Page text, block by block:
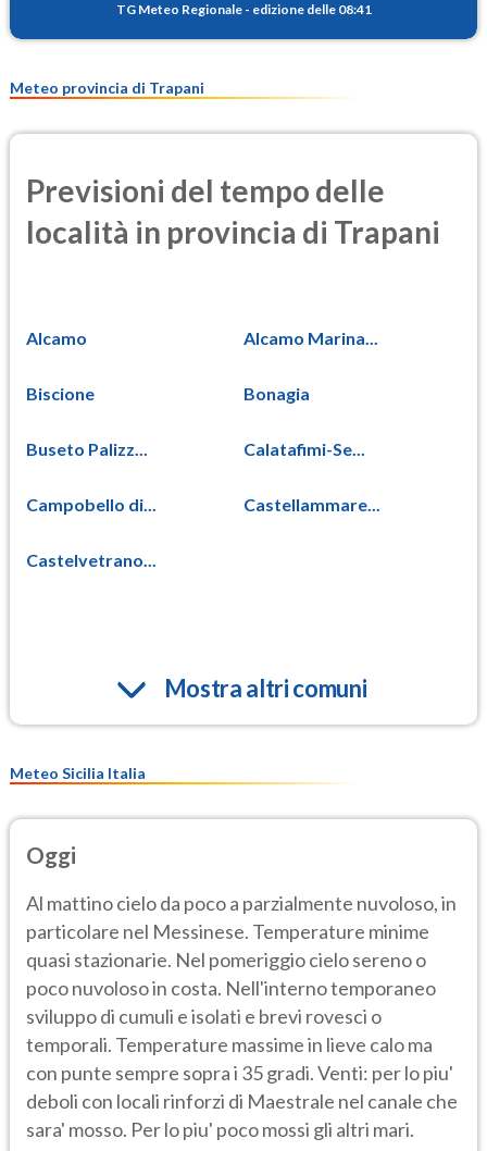
TG Meteo Regionale - edizione delle 08:41
Meteo provincia di Trapani
Previsioni del tempo delle
località in provincia di Trapani
Alcamo Alcamo Marina...
Biscione Bonagia
Buseto Palizz... Calatafimi-Se...
Campobello di... Castellammare...
Castelvetrano...
Mostra altri comuni
Meteo Sicilia Italia
Oggi
Al mattino cielo da poco a parzialmente nuvoloso, in
particolare nel Messinese. Temperature minime
quasi stazionarie. Nel pomeriggio cielo sereno o
poco nuvoloso in costa. Nell'interno temporaneo
sviluppo di cumuli e isolati e brevi rovesci o
temporali. Temperature massime in lieve calo ma
con punte sempre sopra i 35 gradi. Venti: per lo piu'
deboli con locali rinforzi di Maestrale nel canale che
sara' mosso. Per lo piu' poco mossi gli altri mari.